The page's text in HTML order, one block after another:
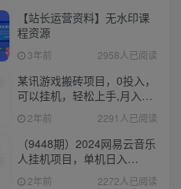
【站长运营资料】无水印课
程资源
3年前 2958人已阅读
某讯游戏搬砖项目，0投入，
可以挂机，轻松上手,月入
3000+上不封顶
2年前 2291人已阅读
（9448期）2024网易云音乐
人挂机项目，单机日入
150+，无脑月入5000+
2年前 2272人已阅读